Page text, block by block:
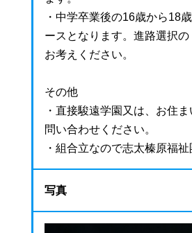
・中学卒業後の16歳から18
ースとなります。進路選択の
お考えください。
その他
・直接駿遠学園又は、お住
問い合わせください。
・組合立なので志太榛原福
写真